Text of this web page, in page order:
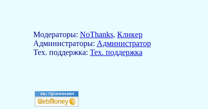
Модераторы: NoThanks, Кликер
Aдминистраторы: Администратор
Тех. поддержка: Тех. поддержка